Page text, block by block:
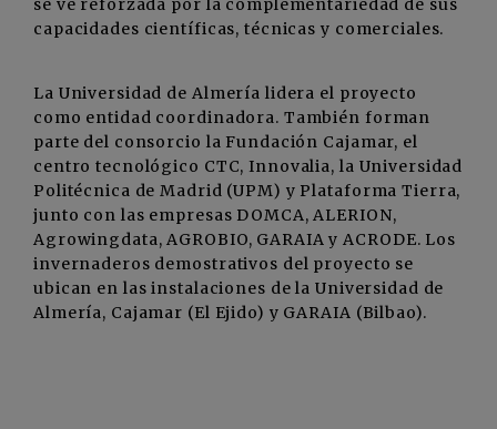
se ve reforzada por la complementariedad de sus
capacidades científicas, técnicas y comerciales.
La Universidad de Almería lidera el proyecto
como entidad coordinadora. También forman
parte del consorcio la Fundación Cajamar, el
centro tecnológico CTC, Innovalia, la Universidad
Politécnica de Madrid (UPM) y Plataforma Tierra,
junto con las empresas DOMCA, ALERION,
Agrowingdata, AGROBIO, GARAIA y ACRODE. Los
invernaderos demostrativos del proyecto se
ubican en las instalaciones de la Universidad de
Almería, Cajamar (El Ejido) y GARAIA (Bilbao).